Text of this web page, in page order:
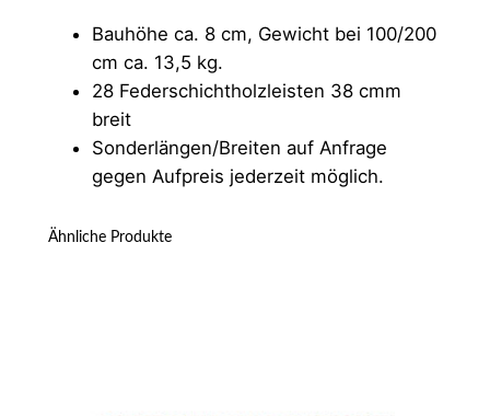
Bauhöhe ca. 8 cm, Gewicht bei 100/200
cm ca. 13,5 kg.
28 Federschichtholzleisten 38 cmm
breit
Sonderlängen/Breiten auf Anfrage
gegen Aufpreis jederzeit möglich.
Ähnliche Produkte